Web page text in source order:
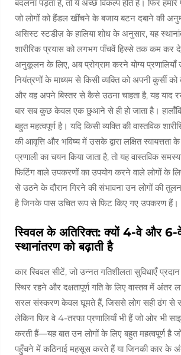
बदलना पड़ता है, तो ये अच्छे विकल्प होते हैं। फिर हमारे
जो लोगों को हैंडल खींचने के बजाय बटन दबाने की
असिस्ट स्टडीज़ के हालिया शोध के अनुसार, यह
शारीरिक प्रयास को लगभग पाँचवें हिस्से तक कम कर
अनुकूलन के लिए, अब प्रोग्राम करने योग्य
नियंत्रणों के माध्यम से किसी व्यक्ति को अपनी कुर्सी
और वह अपने बिस्तर से कैसे उठना चाहता है, यह याद
बार सब कुछ केवल एक छुआने से ही हो जाता है।
बहुत महत्वपूर्ण है। यदि किसी व्यक्ति की वास्तविक
की आवृत्ति और भविष्य में उसके द्वारा लक्षित
प्रणाली का चयन किया जाता है, तो यह वास्तविक
फिटिंग वाले उपकरणों का उपयोग करने वाले लोगों के
से उठने के दौरान गिरने की संभावना उन लोगों की
है जिनके पास उचित रूप से फिट किए गए उपकरण हैं।
स्विवल के अतिरिक्त: क्यों 4-वे और 6-वे
स्थानांतरण को बढ़ाती है
कार स्विवल सीटें, जो उन्नत गतिशीलता सुविधाएँ
स्थिर रहने और दक्षतापूर्ण गति के लिए वास्तव में अंतर
सरल संस्करण केवल घूमते हैं, जिससे लोग सही ढंग से
लेकिन फिर वे 4-तरफा प्रणालियाँ भी हैं जो ओर भी
करती हैं—यह बात उन लोगों के लिए बहुत महत्वपूर्ण है
पहुँचने में कठिनाई महसूस करते हैं या जिनकी कार के